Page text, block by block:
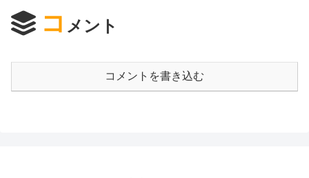
コ メント
コメントを書き込む